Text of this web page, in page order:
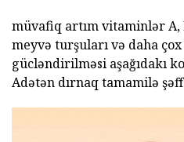
müvafiq artım vitaminlər A,
meyvə turşuları və daha
gücləndirilməsi aşağıdakı
Adətən dırnaq tamamilə